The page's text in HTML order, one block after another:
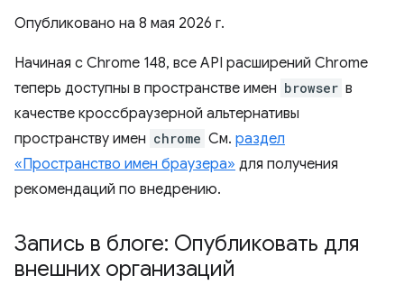
Опубликовано на 8 мая 2026 г.
Начиная с Chrome 148, все API расширений Chrome
теперь доступны в пространстве имен browser в
качестве кроссбраузерной альтернативы
пространству имен chrome См. раздел
«Пространство имен браузера» для получения
рекомендаций по внедрению.
Запись в блоге: Опубликовать для
внешних организаций